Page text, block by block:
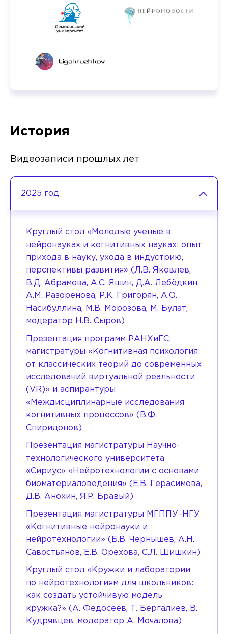
История
Видеозаписи прошлых лет
2025 год
Круглый стол «Молодые ученые в
нейронауках и когнитивных науках: опыт
прихода в науку, ухода в индустрию,
перспективы развития» (Л.В. Яковлев,
В.Д. Абрамова, А.С. Яшин, Д.А. Лебёдкин,
А.М. Разоренова, Р.К. Григорян, А.О.
Насибуллина, М.В. Морозова, М. Булат,
модератор Н.В. Сыров)
Презентация программ РАНХиГС:
магистратуры «Когнитивная психология:
от классических теорий до современных
исследований виртуальной реальности
(VR)» и аспирантуры
«Междисциплинарные исследования
когнитивных процессов» (В.Ф.
Спиридонов)
Презентация магистратуры Научно-
технологического университета
«Сириус» «Нейротехнологии с основами
биоматериаловедения» (Е.В. Герасимова,
Д.В. Анохин, Я.Р. Бравый)
Презентация магистратуры МГППУ–НГУ
«Когнитивные нейронауки и
нейротехнологии» (Б.В. Чернышев, А.Н.
Савостьянов, Е.В. Орехова, С.Л. Шишкин)
Круглый стол «Кружки и лаборатории
по нейротехнологиям для школьников:
как создать устойчивую модель
кружка?» (А. Федосеев, Т. Бергалиев, В.
Кудрявцев, модератор А. Мочалова)